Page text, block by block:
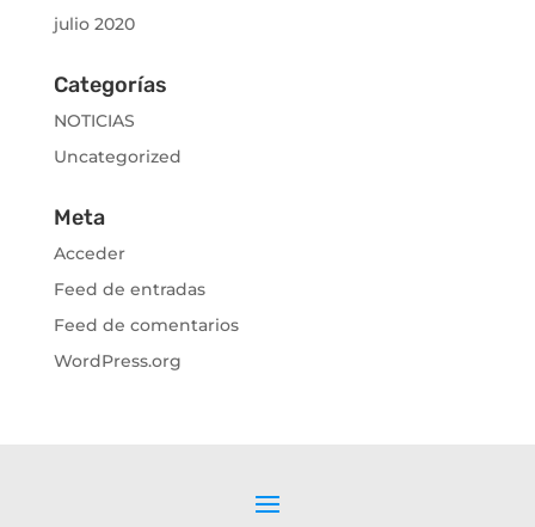
julio 2020
Categorías
NOTICIAS
Uncategorized
Meta
Acceder
Feed de entradas
Feed de comentarios
WordPress.org